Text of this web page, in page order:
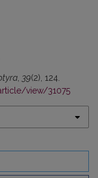
, 39(2), 124.
view/31075